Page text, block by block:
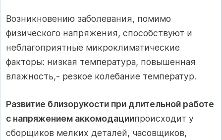
Возникновению заболевания, помимо
физического напряжения, способствуют и
неблагоприятные микроклиматические
факторы: низкая температура, повышенная
влажность,- резкое колебание температур.
Развитие близорукости при длительной работе
с напряжением аккомодациипроисходит у
сборщиков мелких деталей, часовщиков,